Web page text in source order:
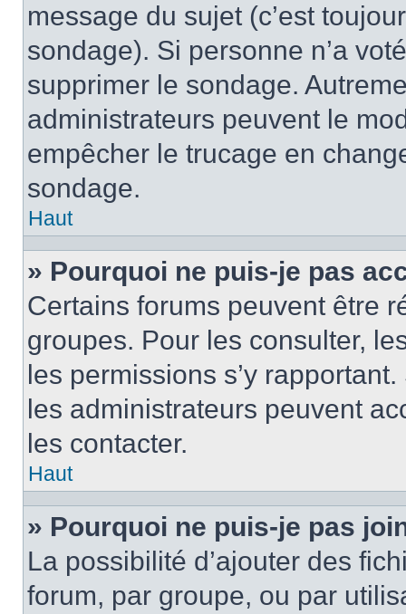
message du sujet (c’est
sondage). Si personne n’a
supprimer le sondage.
administrateurs peuvent le
empêcher le trucage en
sondage.
Haut
» Pourquoi ne puis-je pas
Certains forums peuvent être
groupes. Pour les consulter,
les permissions s’y
les administrateurs peuvent
les contacter.
Haut
» Pourquoi ne puis-je pas
La possibilité d’ajouter des
forum, par groupe, ou par